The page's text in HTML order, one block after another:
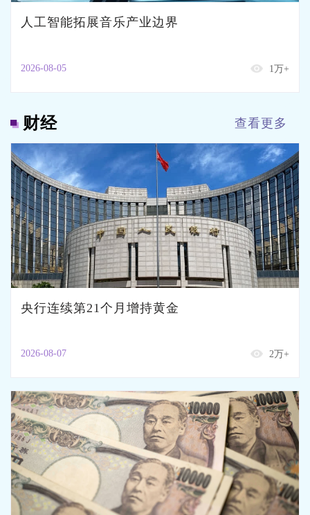
人工智能拓展音乐产业边界
2026-08-05 1万+
财经 查看更多
央行连续第21个月增持黄金
2026-08-07 2万+